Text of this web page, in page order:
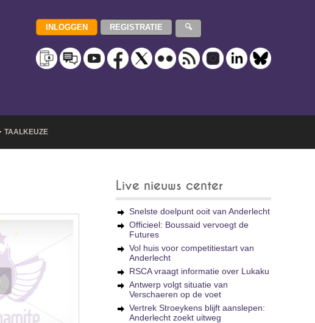
TAALKEUZE
Live nieuws center
Snelste doelpunt ooit van Anderlecht
Officieel: Boussaid vervoegt de
Futures
Vol huis voor competitiestart van
Anderlecht
RSCA vraagt informatie over Lukaku
Antwerp volgt situatie van
Verschaeren op de voet
Vertrek Stroeykens blijft aanslepen:
Anderlecht zoekt uitweg